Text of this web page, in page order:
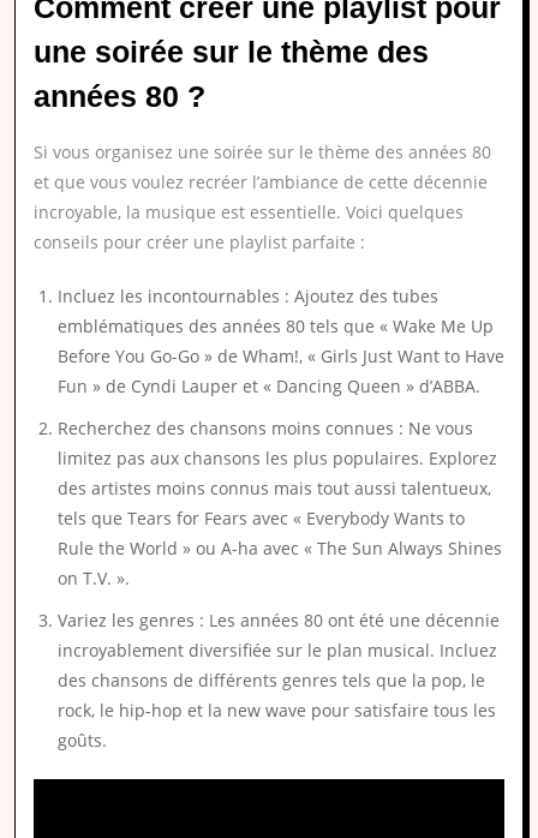
Comment créer une playlist pour
une soirée sur le thème des
années 80 ?
Si vous organisez une soirée sur le thème des années 80
et que vous voulez recréer l’ambiance de cette décennie
incroyable, la musique est essentielle. Voici quelques
conseils pour créer une playlist parfaite :
Incluez les incontournables : Ajoutez des tubes
emblématiques des années 80 tels que « Wake Me Up
Before You Go-Go » de Wham!, « Girls Just Want to Have
Fun » de Cyndi Lauper et « Dancing Queen » d’ABBA.
Recherchez des chansons moins connues : Ne vous
limitez pas aux chansons les plus populaires. Explorez
des artistes moins connus mais tout aussi talentueux,
tels que Tears for Fears avec « Everybody Wants to
Rule the World » ou A-ha avec « The Sun Always Shines
on T.V. ».
Variez les genres : Les années 80 ont été une décennie
incroyablement diversifiée sur le plan musical. Incluez
des chansons de différents genres tels que la pop, le
rock, le hip-hop et la new wave pour satisfaire tous les
goûts.